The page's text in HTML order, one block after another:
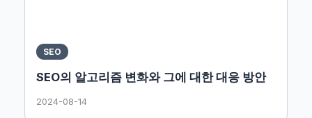
SEO
SEO의 알고리즘 변화와 그에 대한 대응 방안
2024-08-14